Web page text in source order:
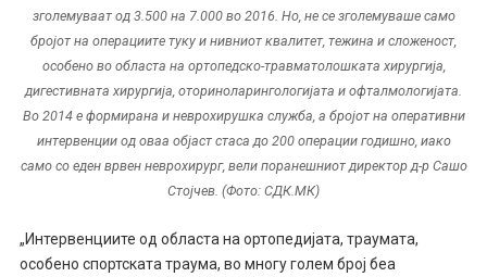
зголемуваат од 3.500 на 7.000 во 2016. Но, не се зголемуваше само
бројот на операциите туку и нивниот квалитет, тежина и сложеност,
особено во областа на ортопедско-травматолошката хирургија,
дигестивната хирургија, оториноларингологијата и офталмологијата.
Во 2014 е формирана и неврохирушка служба, а бројот на оперативни
интервенции од оваа објаст стаса до 200 операции годишно, иако
само со еден врвен неврохирург, вели поранешниот директор д-р Сашо
Стојчев. (Фото: СДК.МК)
„Интервенциите од областа на ортопедијата, траумата,
особено спортската траума, во многу голем број беа